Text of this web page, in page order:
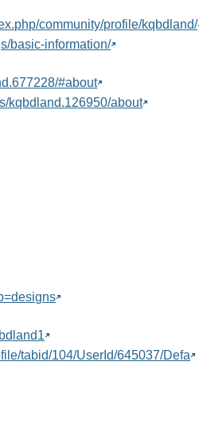
community/profile/kqbdland/
basic-information/
#about
kqbdland.126950/about
tabid/104/UserId/645037/Defa